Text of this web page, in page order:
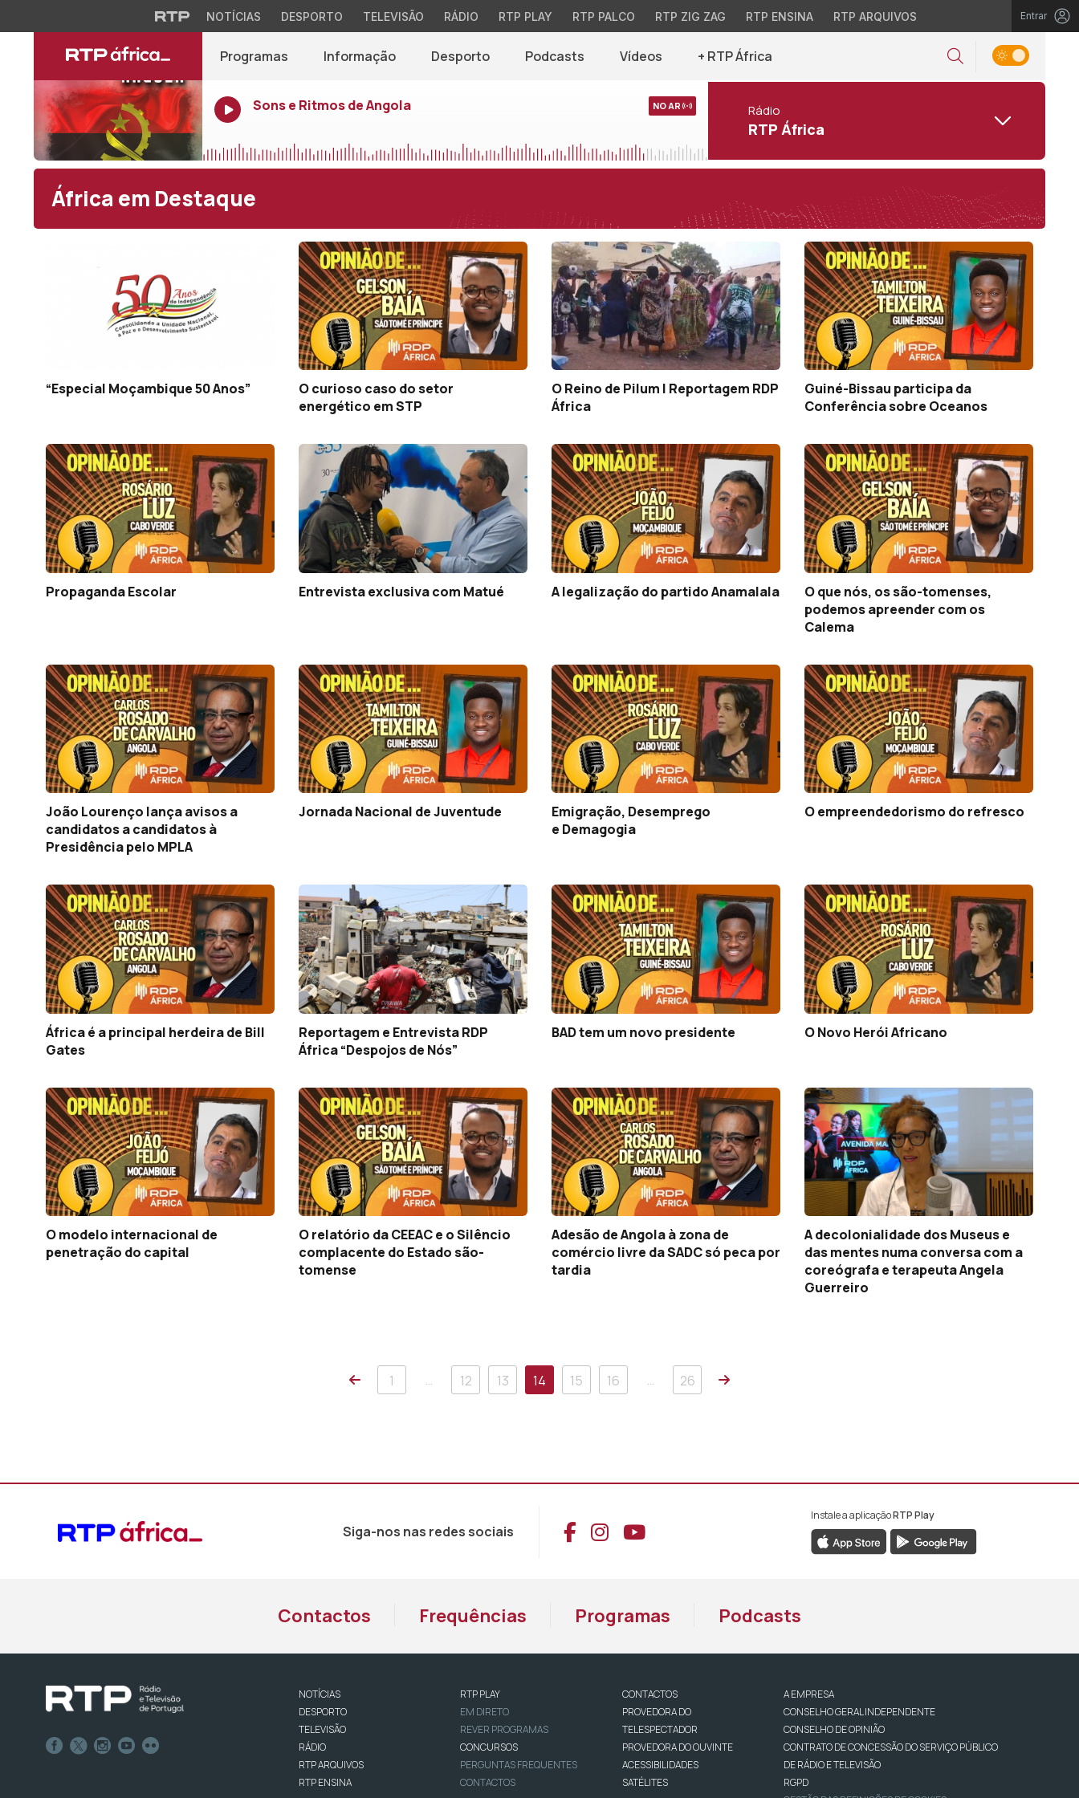
NOTÍCIAS DESPORTO TELEVISÃO RÁDIO RTP PLAY RTP PALCO RTP ZIG ZAG RTP ENSINA RTP ARQUIVOS Entrar
Programas Informação Desporto Podcasts Vídeos + RTP África
Sons e Ritmos de Angola NO AR Rádio
RTP África
África em Destaque
“Especial Moçambique 50 Anos”
O curioso caso do setor
energético em STP
O Reino de Pilum | Reportagem RDP
África
Guiné-Bissau participa da
Conferência sobre Oceanos
Propaganda Escolar Entrevista exclusiva com Matué A legalização do partido Anamalala
O que nós, os são-tomenses,
podemos apreender com os
Calema
João Lourenço lança avisos a
candidatos a candidatos à
Presidência pelo MPLA
Jornada Nacional de Juventude
Emigração, Desemprego
e Demagogia
O empreendedorismo do refresco
África é a principal herdeira de Bill
Gates
Reportagem e Entrevista RDP
África “Despojos de Nós”
BAD tem um novo presidente O Novo Herói Africano
O modelo internacional de
penetração do capital
O relatório da CEEAC e o Silêncio
complacente do Estado são-
tomense
Adesão de Angola à zona de
comércio livre da SADC só peca por
tardia
A decolonialidade dos Museus e
das mentes numa conversa com a
coreógrafa e terapeuta Angela
Guerreiro
Anterior
1 … 12 13 14 15 16 … 26 Próxima
Siga-nos nas redes sociais Aceder ao Facebook da RTP África
Aceder ao Instagram da RTP África
Aceder ao YouTube da RTP África
Instale a aplicaçãoRTP Play
Contactos Frequências Programas Podcasts
NOTÍCIAS
DESPORTO
TELEVISÃO
RÁDIO
RTP ARQUIVOS
RTP ENSINA
RTP PLAY
EM DIRETO
REVER PROGRAMAS
CONCURSOS
PERGUNTAS FREQUENTES
CONTACTOS
CONTACTOS
PROVEDORA DO
TELESPECTADOR
PROVEDORA DO OUVINTE
ACESSIBILIDADES
SATÉLITES
A EMPRESA
CONSELHO GERAL INDEPENDENTE
CONSELHO DE OPINIÃO
CONTRATO DE CONCESSÃO DO SERVIÇO PÚBLICO
DE RÁDIO E TELEVISÃO
RGPD